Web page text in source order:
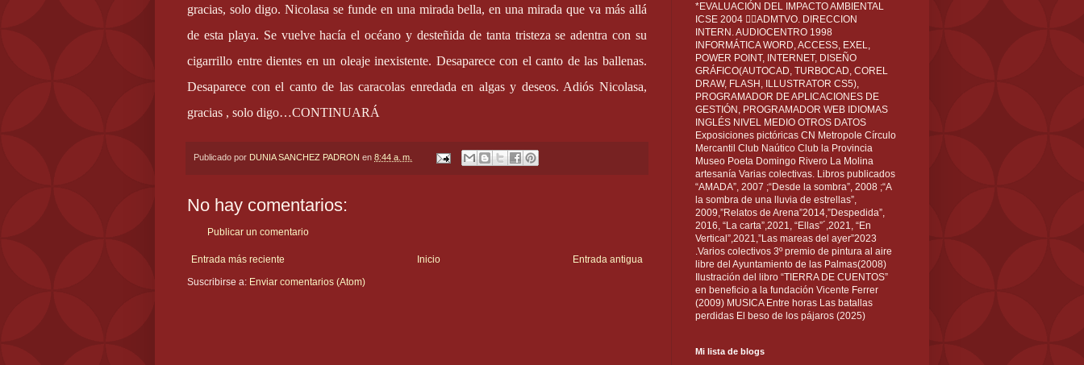
gracias, solo digo. Nicolasa se funde en una mirada bella, en una mirada que va más allá
de esta playa. Se vuelve hacía el océano y desteñida de tanta tristeza se adentra con su
cigarrillo entre dientes en un oleaje inexistente. Desaparece con el canto de las ballenas.
Desaparece con el canto de las caracolas enredada en algas y deseos. Adiós Nicolasa,
gracias , solo digo…CONTINUARÁ
Publicado por DUNIA SANCHEZ PADRON en 8:44 a. m.
No hay comentarios:
Publicar un comentario
Entrada más reciente Entrada antigua
Inicio
Suscribirse a: Enviar comentarios (Atom)
*EVALUACIÓN DEL IMPACTO AMBIENTAL
ICSE 2004 ADMTVO. DIRECCION
INTERN. AUDIOCENTRO 1998
INFORMÁTICA WORD, ACCESS, EXEL,
POWER POINT, INTERNET, DISEÑO
GRÁFICO(AUTOCAD, TURBOCAD, COREL
DRAW, FLASH, ILLUSTRATOR CS5),
PROGRAMADOR DE APLICACIONES DE
GESTIÓN, PROGRAMADOR WEB IDIOMAS
INGLÉS NIVEL MEDIO OTROS DATOS
Exposiciones pictóricas CN Metropole Círculo
Mercantil Club Naútico Club la Provincia
Museo Poeta Domingo Rivero La Molina
artesanía Varias colectivas. Libros publicados
“AMADA”, 2007 ;“Desde la sombra”, 2008 ;“A
la sombra de una lluvia de estrellas”,
2009,”Relatos de Arena”2014,”Despedida”,
2016, “La carta”,2021, “Ellas”´,2021, “En
Vertical”,2021,”Las mareas del ayer”2023
.Varios colectivos 3º premio de pintura al aire
libre del Ayuntamiento de las Palmas(2008)
Ilustración del libro “TIERRA DE CUENTOS”
en beneficio a la fundación Vicente Ferrer
(2009) MUSICA Entre horas Las batallas
perdidas El beso de los pájaros (2025)
Mi lista de blogs